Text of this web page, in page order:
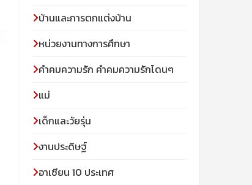
บ้านและการตกแต่งบ้าน
หน่วยงานทางการศึกษา
คำคมความรัก คำคมความรักโดนๆ
แม่
เด็กและวัยรุ่น
งานประดิษฐ์
อาเซียน 10 ประเทศ